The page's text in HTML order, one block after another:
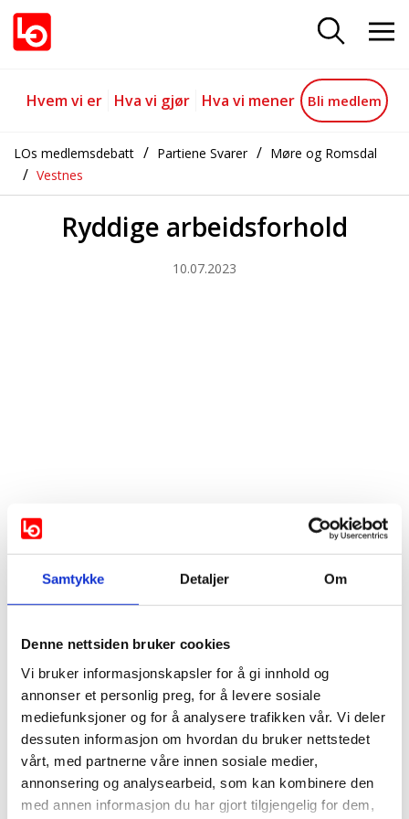
Samtykke Detaljer Om
Denne nettsiden bruker cookies
Vi bruker informasjonskapsler for å gi innhold og
annonser et personlig preg, for å levere sosiale
mediefunksjoner og for å analysere trafikken vår. Vi deler
dessuten informasjon om hvordan du bruker nettstedet
vårt, med partnerne våre innen sosiale medier,
annonsering og analysearbeid, som kan kombinere den
med annen informasjon du har gjort tilgjengelig for dem,
Ryddige arbeidsforhold
Gå til hovedinnhold
Gå til navigasjon
Hvem vi er Hva vi gjør Hva vi mener Bli medlem
LOs medlemsdebatt Partiene Svarer
Møre og Romsdal
Vestnes
Ryddige arbeidsforhold
10.07.2023
Vis mer
Støttes av:
Industri- og Næringspartiet
Støttes ikke av:
Ikke svart: